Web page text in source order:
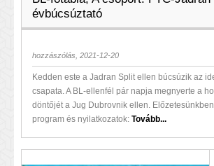
évbúcsúztató
hozzászólás, 2021-12-20
Kedden este a Jadran Split ellen búcsúzik az
csapata. A BL-ellenfél pár napja megnyerte a
döntőjét a Jug Dubrovnik ellen.
program és nyilatkozatok: Tovább...